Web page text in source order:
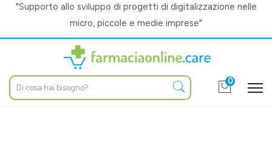
"Supporto allo sviluppo di progetti di digitalizzazione nelle
micro, piccole e medie imprese"
0